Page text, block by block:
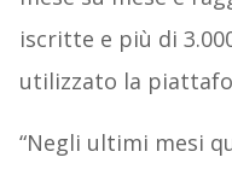
iscritte e più di
utilizzato la
“Negli ultimi mesi